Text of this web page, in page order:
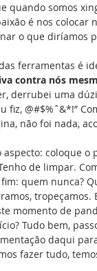
quando somos
é nos
o que diríamos
ferramentas é
contra nós
derrubei uma
fiz, @#$%ˆ&*!”
não foi nada,
aspecto: coloque o
de limpar.
fim: quem nunca?
tropeçamos.
momento de
Tudo bem,
daqui
fazer tudo,